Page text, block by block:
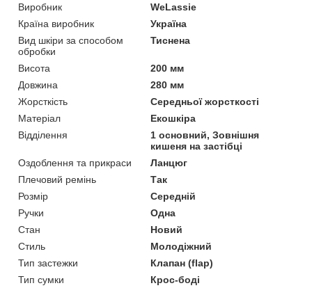
Виробник
WeLassie
Країна виробник
Україна
Вид шкіри за способом
обробки
Тиснена
Висота
200 мм
Довжина
280 мм
Жорсткість
Середньої жорсткості
Матеріал
Екошкіра
Відділення
1 основний, Зовнішня
кишеня на застібці
Оздоблення та прикраси
Ланцюг
Плечовий ремінь
Так
Розмір
Середній
Ручки
Одна
Стан
Новий
Стиль
Молодіжний
Тип застежки
Клапан (flap)
Тип сумки
Крос-боді